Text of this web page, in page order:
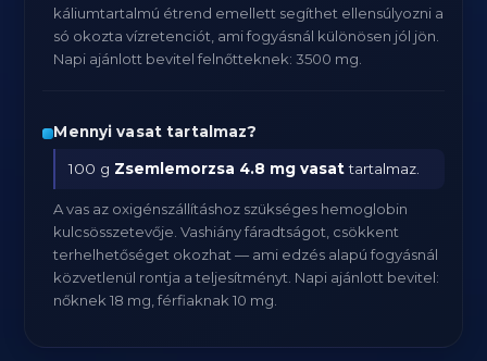
káliumtartalmú étrend emellett segíthet ellensúlyozni a
só okozta vízretenciót, ami fogyásnál különösen jól jön.
Napi ajánlott bevitel felnőtteknek: 3500 mg.
Mennyi vasat tartalmaz?
100 g Zsemlemorzsa 4.8 mg vasattartalmaz.
A vas az oxigénszállításhoz szükséges hemoglobin
kulcsösszetevője. Vashiány fáradtságot, csökkent
terhelhetőséget okozhat — ami edzés alapú fogyásnál
közvetlenül rontja a teljesítményt. Napi ajánlott bevitel:
nőknek 18 mg, férfiaknak 10 mg.